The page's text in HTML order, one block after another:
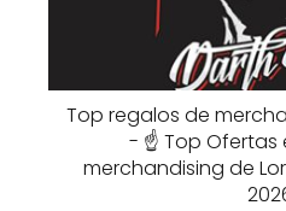
Top regalos de
- ☝️ Top Ofertas
merchandising de